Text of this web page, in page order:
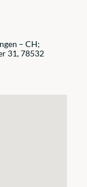
– CH;
31, 78532